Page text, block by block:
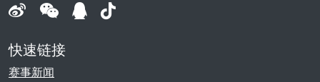
快速链接
赛事新闻